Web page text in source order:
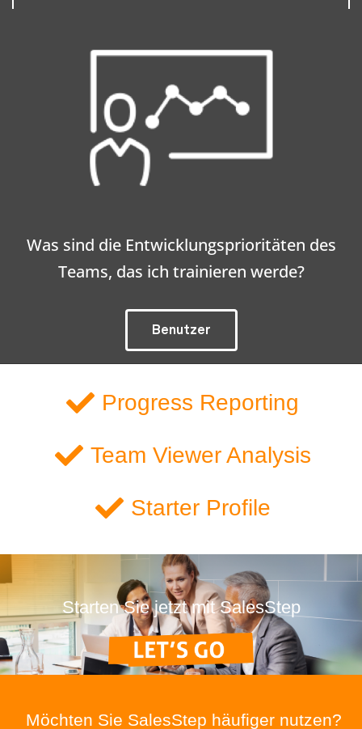
Was sind die Entwicklungsprioritäten des
Teams, das ich trainieren werde?
Benutzer
Progress Reporting
Team Viewer Analysis
Starter Profile
Starten Sie jetzt mit SalesStep
Möchten Sie SalesStep häufiger nutzen?